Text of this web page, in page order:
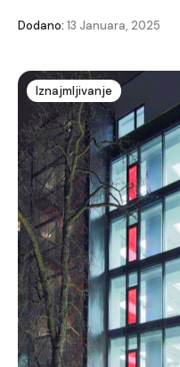
Dodano: 13 Januara, 2025
Iznajmljivanje